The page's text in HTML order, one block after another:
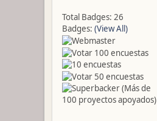
Total Badges: 26
Badges: (View All)